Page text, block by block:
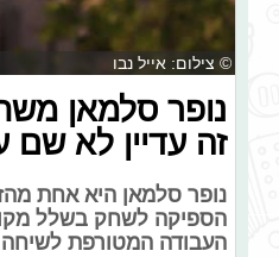
© צילום: אייל נבו
נופר סלמאן
זה עדיין לא שם
נופר סלמאן היא אחת
הספיקה לשחק בשלל
העבודה המטורפת